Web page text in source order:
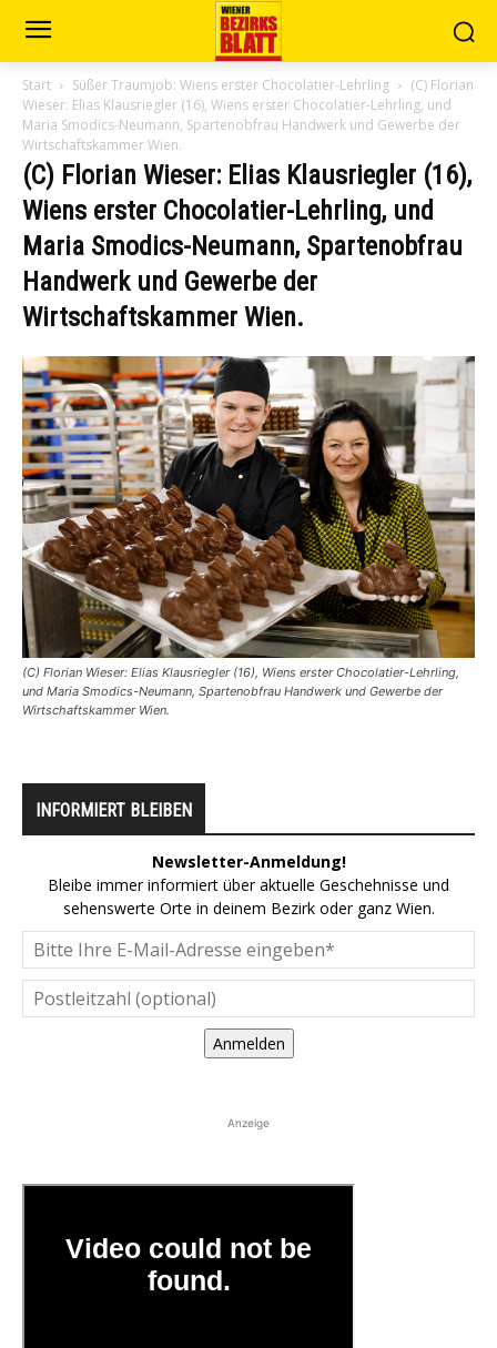
Start Süßer Traumjob: Wiens erster Chocolatier-Lehrling
(C) Florian
Wieser: Elias Klausriegler (16), Wiens erster Chocolatier-Lehrling, und
Maria Smodics-Neumann, Spartenobfrau Handwerk und Gewerbe der
Wirtschaftskammer Wien.
(C) Florian Wieser: Elias Klausriegler (16),
Wiens erster Chocolatier-Lehrling, und
Maria Smodics-Neumann, Spartenobfrau
Handwerk und Gewerbe der
Wirtschaftskammer Wien.
(C) Florian Wieser: Elias Klausriegler (16), Wiens erster Chocolatier-Lehrling,
und Maria Smodics-Neumann, Spartenobfrau Handwerk und Gewerbe der
Wirtschaftskammer Wien.
INFORMIERT BLEIBEN
Newsletter-Anmeldung!
Bleibe immer informiert über aktuelle Geschehnisse und
sehenswerte Orte in deinem Bezirk oder ganz Wien.
Anmelden
Anzeige